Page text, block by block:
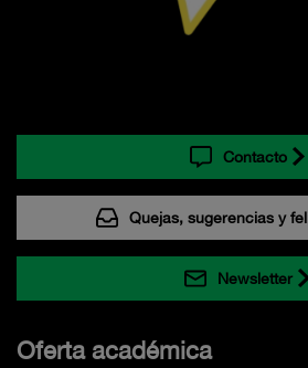
Contacto
Quejas, sugerencias y
Newsletter
Oferta académica